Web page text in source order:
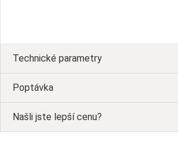
Technické parametry
Poptávka
Našli jste lepší cenu?